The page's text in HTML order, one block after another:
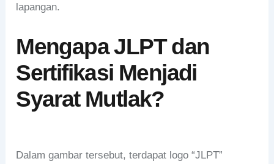
lapangan.
Mengapa JLPT dan
Sertifikasi Menjadi
Syarat Mutlak?
Dalam gambar tersebut, terdapat logo “JLPT”